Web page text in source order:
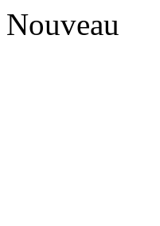
Nouveau